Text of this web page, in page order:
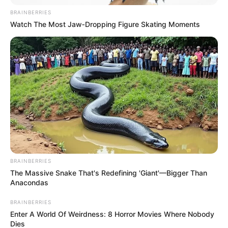
BRAINBERRIES
Watch The Most Jaw‑Dropping Figure Skating Moments
BRAINBERRIES
The Massive Snake That's Redefining 'Giant'—Bigger Than
Anacondas
BRAINBERRIES
Enter A World Of Weirdness: 8 Horror Movies Where Nobody
Dies